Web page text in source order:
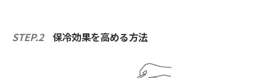
STEP.2 保冷効果を高める方法